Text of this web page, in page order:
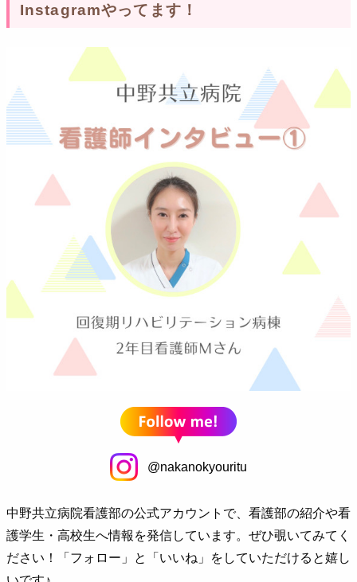
Instagramやってます！
@nakanokyouritu
中野共立病院看護部の公式アカウントで、看護部の紹介や看
護学生・高校生へ情報を発信しています。ぜひ覗いてみてく
ださい！「フォロー」と「いいね」をしていただけると嬉し